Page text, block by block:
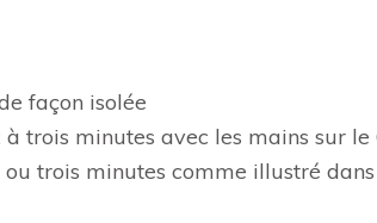
façon isolée
trois minutes avec les mains sur
trois minutes comme illustré